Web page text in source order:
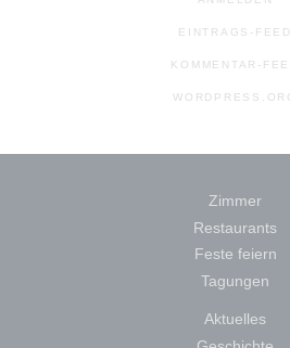
EINTRAGS-FEED
KOMMENTAR-
Zimmer
Restaurants
Feste feiern
Tagungen
Aktuelles